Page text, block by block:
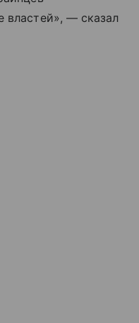
властей», — сказал